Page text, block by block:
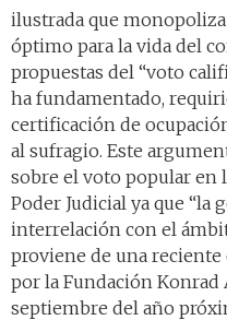
ilustrada que
óptimo para la vida del
propuestas del “voto
ha fundamentado,
certificación de
al sufragio. Este
sobre el voto popular en
Poder Judicial ya que “la
interrelación con el
proviene de una reciente
por la Fundación Konrad
septiembre del año